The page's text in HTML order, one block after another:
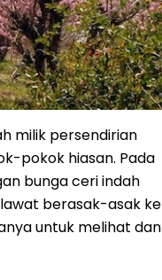
milik persendirian
pokok hiasan. Pada
bunga ceri indah
berasak-asak ke
untuk melihat dan